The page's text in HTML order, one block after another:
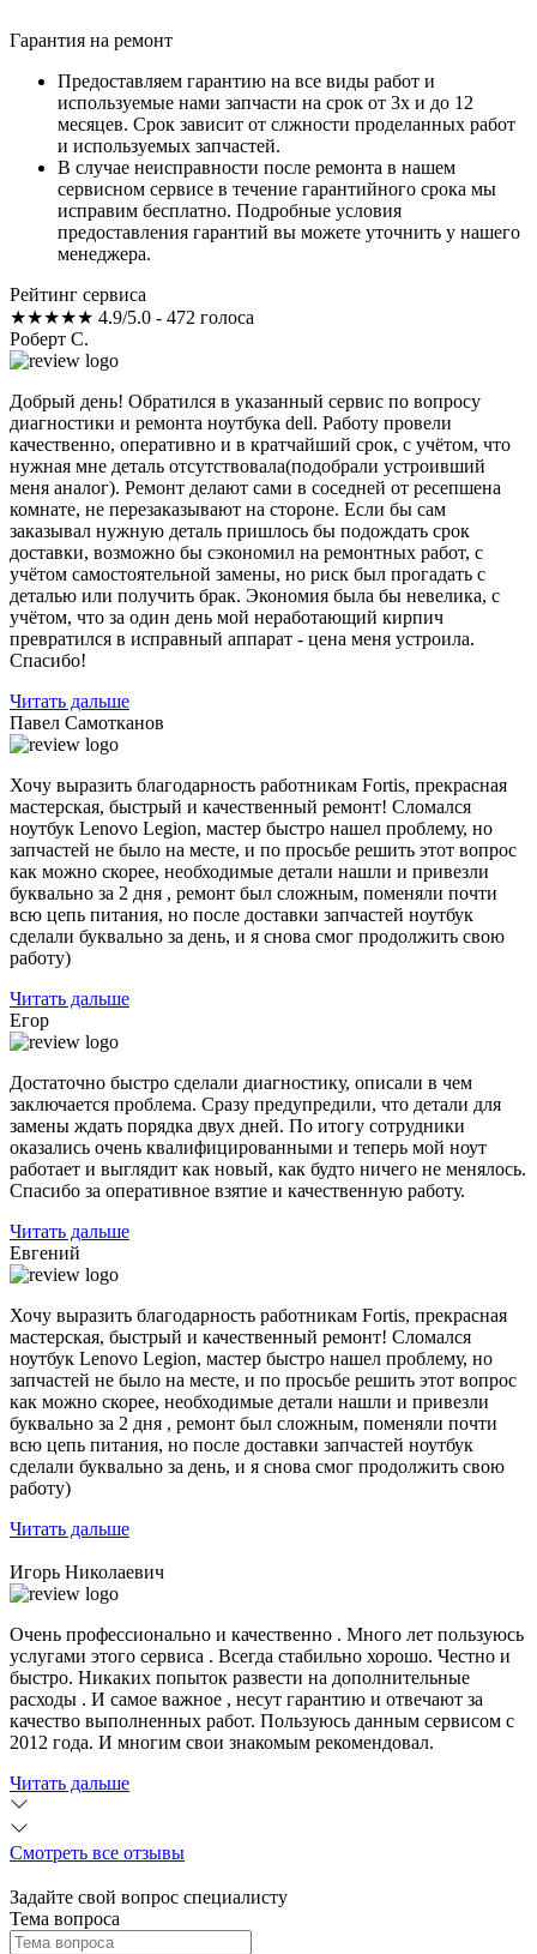
Гарантия на ремонт
Предоставляем гарантию на все виды работ и
используемые нами запчасти на срок от 3х и до 12
месяцев. Срок зависит от слжности проделанных работ
и используемых запчастей.
В случае неисправности после ремонта в нашем
сервисном сервисе в течение гарантийного срока мы
исправим бесплатно. Подробные условия
предоставления гарантий вы можете уточнить у нашего
менеджера.
Рейтинг сервиса
★★★★★ 4.9/5.0 - 472 голоса
Роберт С.
Добрый день! Обратился в указанный сервис по вопросу
диагностики и ремонта ноутбука dell. Работу провели
качественно, оперативно и в кратчайший срок, с учётом, что
нужная мне деталь отсутствовала(подобрали устроивший
меня аналог). Ремонт делают сами в соседней от ресепшена
комнате, не перезаказывают на стороне. Если бы сам
заказывал нужную деталь пришлось бы подождать срок
доставки, возможно бы сэкономил на ремонтных работ, с
учётом самостоятельной замены, но риск был прогадать с
деталью или получить брак. Экономия была бы невелика, с
учётом, что за один день мой неработающий кирпич
превратился в исправный аппарат - цена меня устроила.
Спасибо!
Читать дальше
Павел Самотканов
Хочу выразить благодарность работникам Fortis, прекрасная
мастерская, быстрый и качественный ремонт! Сломался
ноутбук Lenovo Legion, мастер быстро нашел проблему, но
запчастей не было на месте, и по просьбе решить этот вопрос
как можно скорее, необходимые детали нашли и привезли
буквально за 2 дня , ремонт был сложным, поменяли почти
всю цепь питания, но после доставки запчастей ноутбук
сделали буквально за день, и я снова смог продолжить свою
работу)
Читать дальше
Егор
Достаточно быстро сделали диагностику, описали в чем
заключается проблема. Сразу предупредили, что детали для
замены ждать порядка двух дней. По итогу сотрудники
оказались очень квалифицированными и теперь мой ноут
работает и выглядит как новый, как будто ничего не менялось.
Спасибо за оперативное взятие и качественную работу.
Читать дальше
Евгений
Хочу выразить благодарность работникам Fortis, прекрасная
мастерская, быстрый и качественный ремонт! Сломался
ноутбук Lenovo Legion, мастер быстро нашел проблему, но
запчастей не было на месте, и по просьбе решить этот вопрос
как можно скорее, необходимые детали нашли и привезли
буквально за 2 дня , ремонт был сложным, поменяли почти
всю цепь питания, но после доставки запчастей ноутбук
сделали буквально за день, и я снова смог продолжить свою
работу)
Читать дальше
Игорь Николаевич
Очень профессионально и качественно . Много лет пользуюсь
услугами этого сервиса . Всегда стабильно хорошо. Честно и
быстро. Никаких попыток развести на дополнительные
расходы . И самое важное , несут гарантию и отвечают за
качество выполненных работ. Пользуюсь данным сервисом с
2012 года. И многим свои знакомым рекомендовал.
Читать дальше
Смотреть все отзывы
Задайте свой вопрос специалисту
Тема вопроса